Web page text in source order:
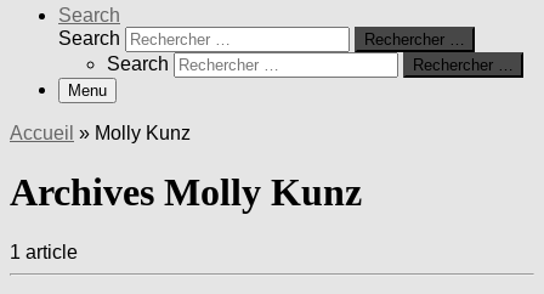
Search
Search
Rechercher …
Search
Rechercher …
Menu
Accueil » Molly Kunz
Archives Molly Kunz
1 article